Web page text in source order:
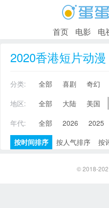
首页 电影 电
2020香港短片动漫
分类: 全部 喜剧 奇幻
地区:
全部 大陆 美国
年代:
全部 2026 2025
按时间排序
按人气排序 按
© 2018-